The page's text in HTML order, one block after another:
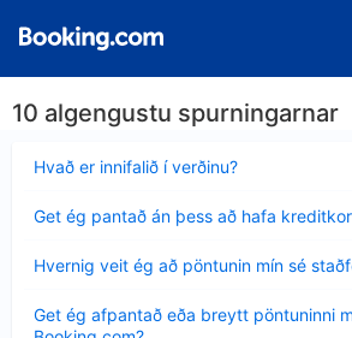
10 algengustu spurningarnar
Hvað er innifalið í verðinu?
sýnt
Get ég pantað án þess að hafa
sýnt
Hvernig veit ég að pöntunin mín sé
sýnt
Get ég afpantað eða breytt pöntuninni
sýnt